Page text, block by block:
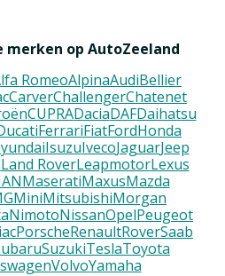
merken op AutoZeeland
RomeoAlpinaAudiBellier
CarverChallengerChatenet
CUPRADaciaDAFDaihatsu
FerrariFiatFordHonda
IsuzuIvecoJaguarJeep
Land RoverLeapmotorLexus
MaseratiMaxusMazda
MiniMitsubishiMorgan
NimotoNissanOpelPeugeot
PorscheRenaultRoverSaab
SuzukiTeslaToyota
VolvoYamaha